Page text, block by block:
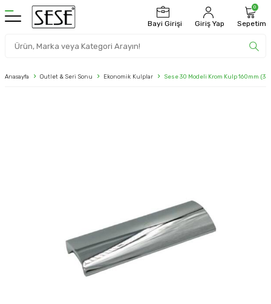
Bayi Girişi Giriş Yap
0
Sepetim
Anasayfa Outlet & Seri Sonu Ekonomik Kulplar Sese 30 Modeli Krom Kulp 160mm